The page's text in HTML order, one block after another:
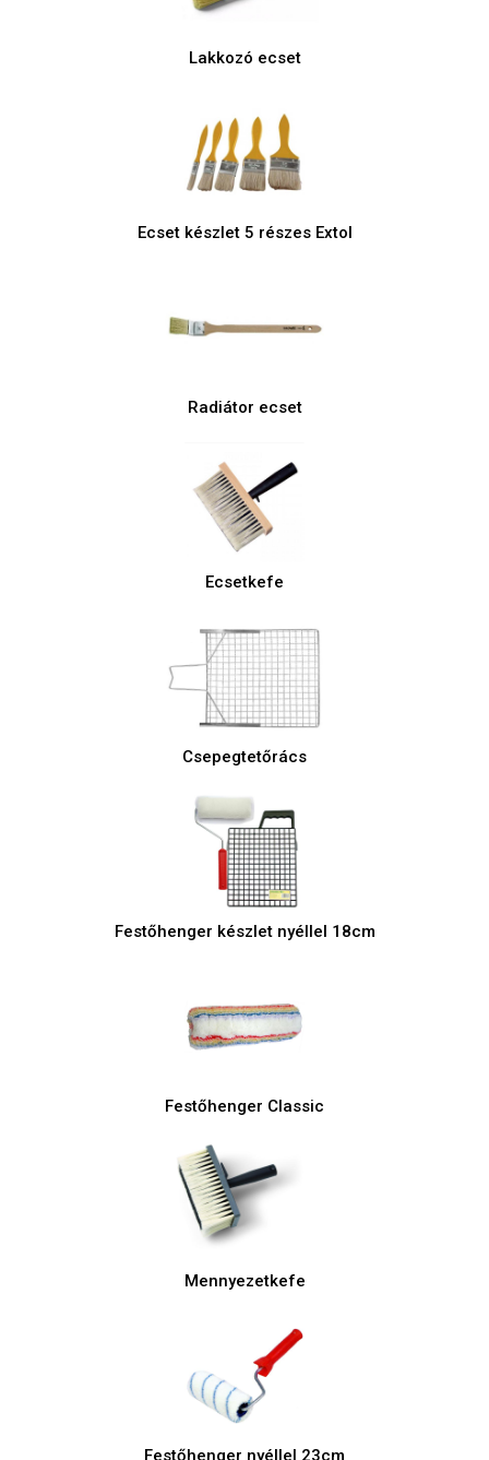
Lakkozó ecset
Ecset készlet 5 részes Extol
Radiátor ecset
Ecsetkefe
Csepegtetőrács
Festőhenger készlet nyéllel 18cm
Festőhenger Classic
Mennyezetkefe
Festőhenger nyéllel 23cm